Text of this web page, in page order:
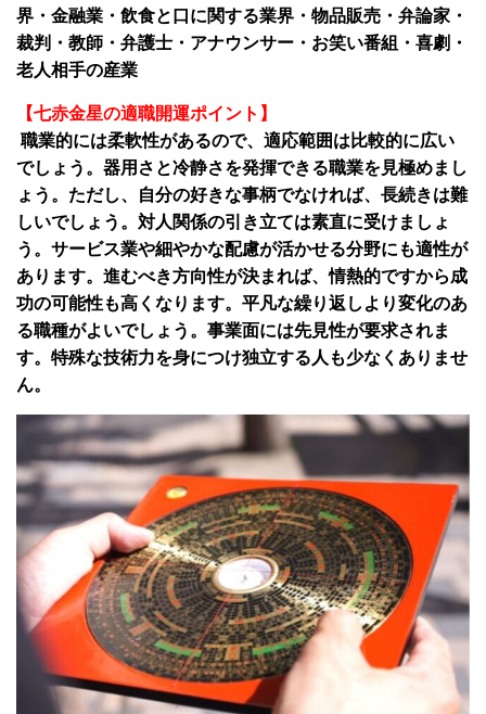
界・金融業・飲食と口に関する業界・物品販売・弁論家・
裁判・教師・弁護士・アナウンサー・お笑い番組・喜劇・
老人相手の産業
【七赤金星の適職開運ポイント】
職業的には柔軟性があるので、適応範囲は比較的に広い
でしょう。器用さと冷静さを発揮できる職業を見極めまし
ょう。ただし、自分の好きな事柄でなければ、長続きは難
しいでしょう。対人関係の引き立ては素直に受けましょ
う。サービス業や細やかな配慮が活かせる分野にも適性が
あります。進むべき方向性が決まれば、情熱的ですから成
功の可能性も高くなります。平凡な繰り返しより変化のあ
る職種がよいでしょう。事業面には先見性が要求されま
す。特殊な技術力を身につけ独立する人も少なくありませ
ん。